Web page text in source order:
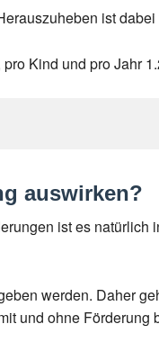
ist
Kind und pro Jahr
auswirken?
ist es natürlich
werden. Daher
und ohne